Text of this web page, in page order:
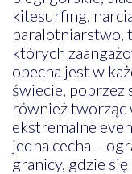
kitesurfing,
paralotniarstwo,
których
obecna jest w
świecie,
również tworząc
ekstremalne
jedna cecha –
granicy, gdzie się